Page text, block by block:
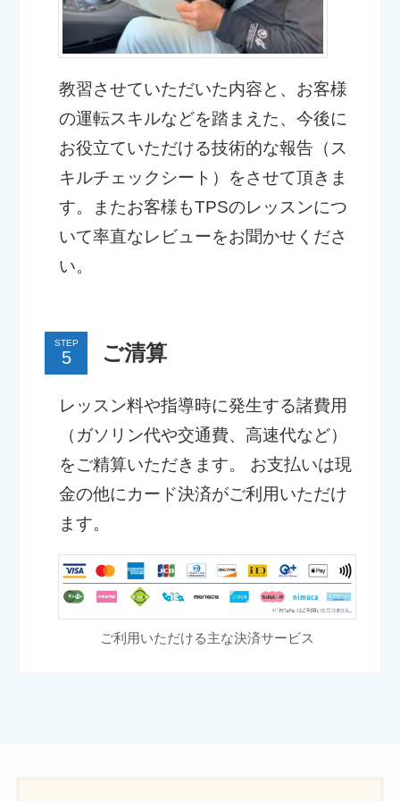
教習させていただいた内容と、お客様
の運転スキルなどを踏まえた、今後に
お役立ていただける技術的な報告（ス
キルチェックシート）をさせて頂きま
す。またお客様もTPSのレッスンにつ
いて率直なレビューをお聞かせくださ
い。
STEP ご清算
レッスン料や指導時に発生する諸費用
（ガソリン代や交通費、高速代など）
をご精算いただきます。 お支払いは現
金の他にカード決済がご利用いただけ
ます。
ご利用いただける主な決済サービス